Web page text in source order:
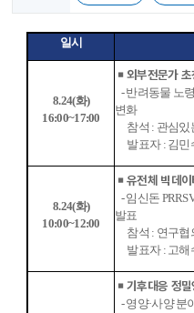
일시
8.24(화)
16:00~17:00
￭ 외부전문가
- 반려동물 노
변화
참석 : 관심있
발표자 : 김민
8.24(화)
10:00~12:00
￭ 유전체 빅데
- 임신돈
발표
참석 : 연구협
발표자 : 고해
￭ 기후대응 정
- 영양·사양 분